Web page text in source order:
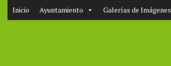
Inicio Ayuntamiento Galerías de Imágenes